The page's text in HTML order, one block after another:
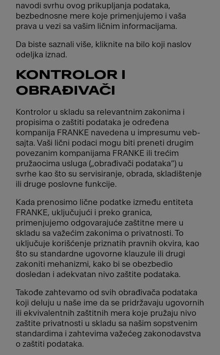
navodi svrhu ovog prikupljanja podataka,
bezbednosne mere koje primenjujemo i vaša
prava u vezi sa vašim ličnim informacijama.
Da biste saznali više, kliknite na bilo koji naslov
odeljka iznad.
KONTROLOR I
OBRAĐIVAČI
Kontrolor u skladu sa relevantnim zakonima i
propisima o zaštiti podataka je određena
kompanija FRANKE navedena u impresumu veb-
sajta. Vaši lični podaci mogu biti preneti drugim
povezanim kompanijama FRANKE ili trećim
pružaocima usluga („obrađivači podataka“) u
svrhe kao što su servisiranje, obrada, skladištenje
ili druge poslovne funkcije.
Kada prenosimo lične podatke između entiteta
FRANKE, uključujući i preko granica,
primenjujemo odgovarajuće zaštitne mere u
skladu sa važećim zakonima o privatnosti. To
uključuje korišćenje priznatih pravnih okvira, kao
što su standardne ugovorne klauzule ili drugi
zakoniti mehanizmi, kako bi se obezbedio
dosledan i adekvatan nivo zaštite podataka.
Takođe zahtevamo od svih obrađivača podataka
koji deluju u naše ime da se pridržavaju ugovornih
ili ekvivalentnih zaštitnih mera koje pružaju nivo
zaštite privatnosti u skladu sa našim sopstvenim
standardima i zahtevima važećeg zakonodavstva
o zaštiti podataka.